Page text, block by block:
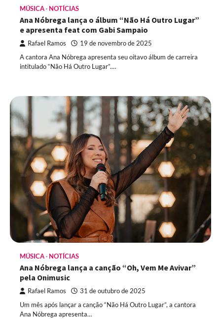
MÚSICA NOTÍCIAS
Ana Nóbrega lança o álbum “Não Há Outro Lugar”
e apresenta feat com Gabi Sampaio
Rafael Ramos 19 de novembro de 2025
A cantora Ana Nóbrega apresenta seu oitavo álbum de carreira
intitulado “Não Há Outro Lugar”.…
MÚSICA NOTÍCIAS
Ana Nóbrega lança a canção “Oh, Vem Me Avivar”
pela Onimusic
Rafael Ramos 31 de outubro de 2025
Um mês após lançar a canção “Não Há Outro Lugar”, a cantora
Ana Nóbrega apresenta…